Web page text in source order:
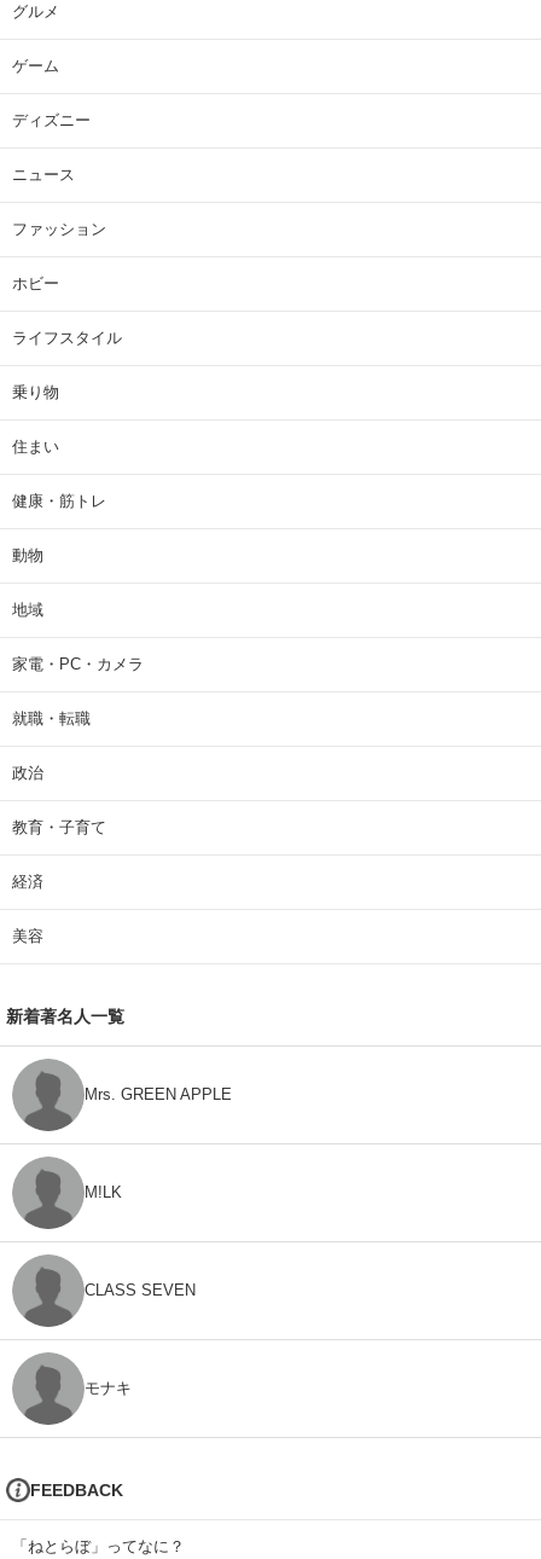
グルメ
ゲーム
ディズニー
ニュース
ファッション
ホビー
ライフスタイル
乗り物
住まい
健康・筋トレ
動物
地域
家電・PC・カメラ
就職・転職
政治
教育・子育て
経済
美容
新着著名人一覧
Mrs. GREEN APPLE
M!LK
CLASS SEVEN
モナキ
FEEDBACK
「ねとらぼ」ってなに？